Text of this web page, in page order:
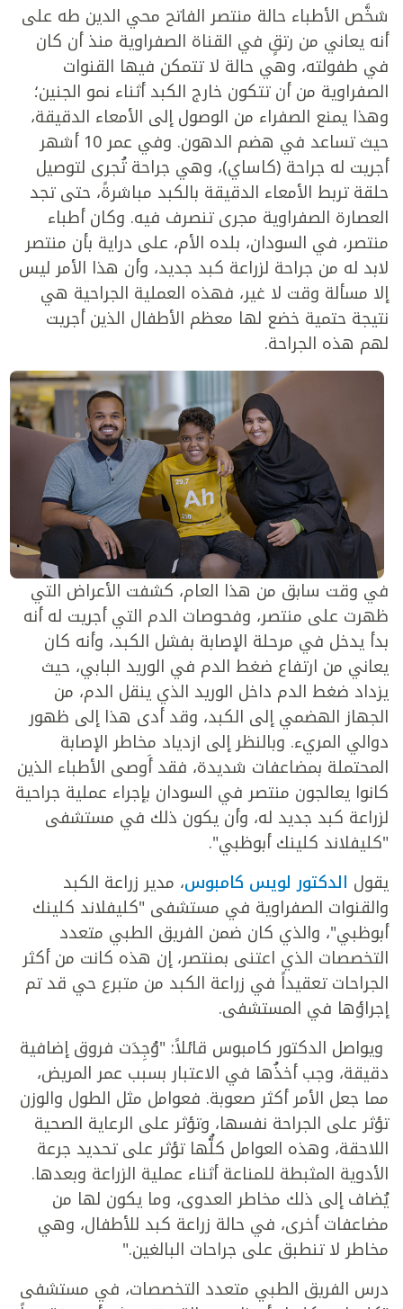
شخَّص الأطباء حالة منتصر الفاتح محي الدين طه على
أنه يعاني من رتقٍ في القناة الصفراوية منذ أن كان
في طفولته، وهي حالة لا تتمكن فيها القنوات
الصفراوية من أن تتكون خارج الكبد أثناء نمو الجنين؛
وهذا يمنع الصفراء من الوصول إلى الأمعاء الدقيقة،
حيث تساعد في هضم الدهون. وفي عمر 10 أشهر
أجريت له جراحة (كاساي)، وهي جراحة تُجرى لتوصيل
حلقة تربط الأمعاء الدقيقة بالكبد مباشرةً، حتى تجد
العصارة الصفراوية مجرى تنصرف فيه. وكان أطباء
منتصر، في السودان، بلده الأم، على دراية بأن منتصر
لابد له من جراحة لزراعة كبد جديد، وأن هذا الأمر ليس
إلا مسألة وقت لا غير، فهذه العملية الجراحية هي
نتيجة حتمية خضع لها معظم الأطفال الذين أجريت
لهم هذه الجراحة.
في وقت سابق من هذا العام، كشفت الأعراض التي
ظهرت على منتصر، وفحوصات الدم التي أجريت له أنه
بدأ يدخل في مرحلة الإصابة بفشل الكبد، وأنه كان
يعاني من ارتفاع ضغط الدم في الوريد البابي، حيث
يزداد ضغط الدم داخل الوريد الذي ينقل الدم، من
الجهاز الهضمي إلى الكبد، وقد أدى هذا إلى ظهور
دوالي المريء. وبالنظر إلى ازدياد مخاطر الإصابة
المحتملة بمضاعفات شديدة، فقد أَوصى الأطباء الذين
كانوا يعالجون منتصر في السودان بإجراء عملية جراحية
لزراعة كبد جديد له، وأن يكون ذلك في مستشفى
"كليفلاند كلينك أبوظبي".
يقول الدكتور لويس كامبوس، مدير زراعة الكبد
والقنوات الصفراوية في مستشفى "كليفلاند كلينك
أبوظبي"، والذي كان ضمن الفريق الطبي متعدد
التخصصات الذي اعتنى بمنتصر، إن هذه كانت من أكثر
الجراحات تعقيداً في زراعة الكبد من متبرع حي قد تم
إجراؤها في المستشفى.
ويواصل الدكتور كامبوس قائلاً: "وُجِدَت فروق إضافية
دقيقة، وجب أخذُها في الاعتبار بسبب عمر المريض،
مما جعل الأمر أكثر صعوبة. فعوامل مثل الطول والوزن
تؤثر على الجراحة نفسها، وتؤثر على الرعاية الصحية
اللاحقة، وهذه العوامل كلُّها تؤثر على تحديد جرعة
الأدوية المثبطة للمناعة أثناء عملية الزراعة وبعدها.
يُضاف إلى ذلك مخاطر العدوى، وما يكون لها من
مضاعفات أخرى، في حالة زراعة كبد للأطفال، وهي
مخاطر لا تنطبق على جراحات البالغين."
درس الفريق الطبي متعدد التخصصات، في مستشفى